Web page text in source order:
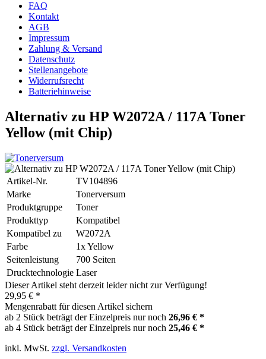
FAQ
Kontakt
AGB
Impressum
Zahlung & Versand
Datenschutz
Stellenangebote
Widerrufsrecht
Batteriehinweise
Alternativ zu HP W2072A / 117A Toner
Yellow (mit Chip)
Artikel-Nr.
TV104896
Marke
Tonerversum
Produktgruppe
Toner
Produkttyp
Kompatibel
Kompatibel zu
W2072A
Farbe
1x Yellow
Seitenleistung
700 Seiten
Drucktechnologie Laser
Dieser Artikel steht derzeit leider nicht zur Verfügung!
29,95 € *
Mengenrabatt für diesen Artikel sichern
ab 2 Stück beträgt der Einzelpreis nur noch 26,96 € *
ab 4 Stück beträgt der Einzelpreis nur noch 25,46 € *
inkl. MwSt. zzgl. Versandkosten